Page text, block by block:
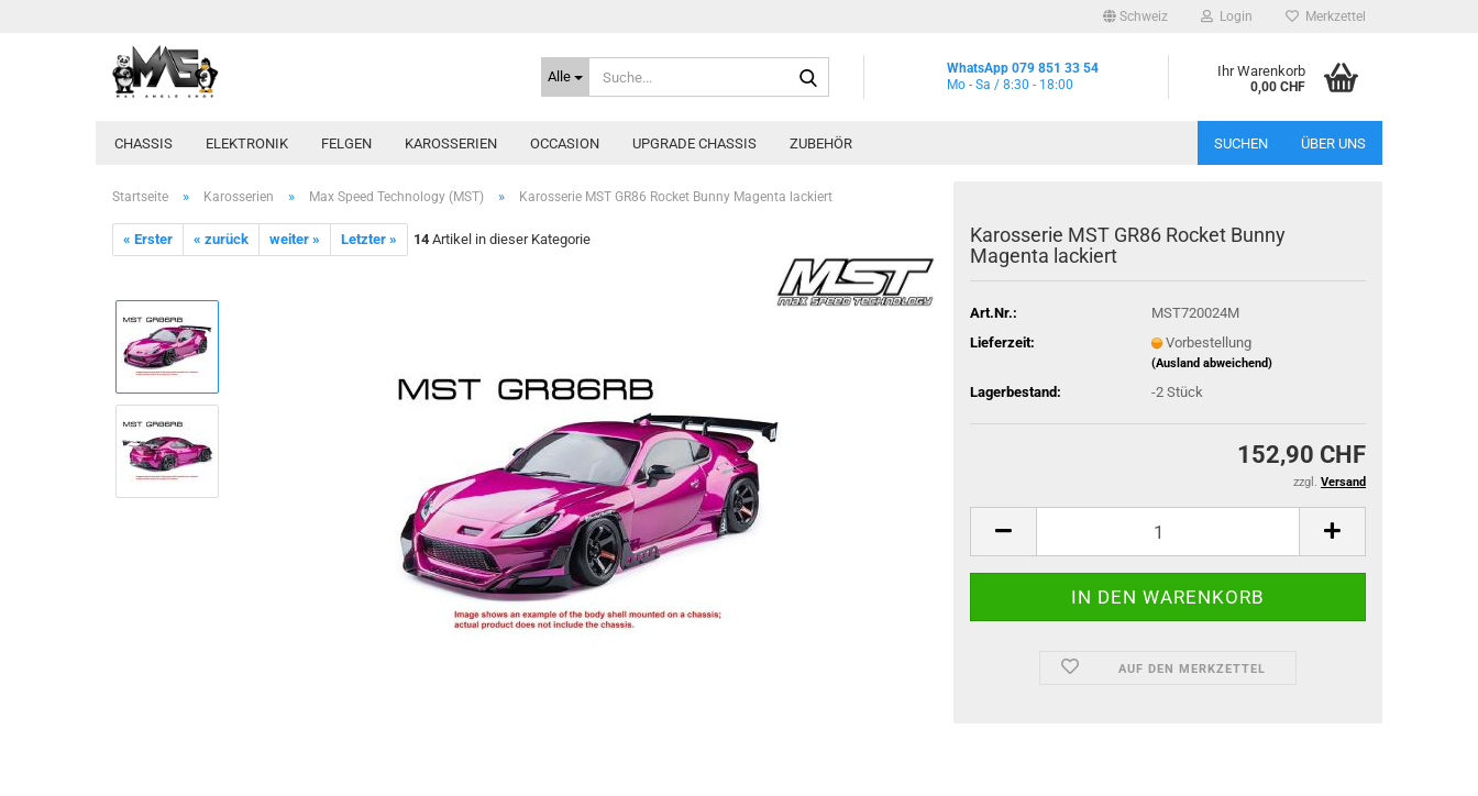
Schweiz Login Merkzettel
Alle
WhatsApp 079 851 33 54
Mo - Sa / 8:30 - 18:00
Ihr Warenkorb
0,00 CHF
CHASSIS ELEKTRONIK FELGEN KAROSSERIEN OCCASION UPGRADE CHASSIS ZUBEHÖR SUCHEN ÜBER UNS
Startseite » Karosserien » Max Speed Technology (MST) » Karosserie MST GR86 Rocket Bunny Magenta lackiert
« Erster « zurück weiter » Letzter » 14 Artikel in dieser Kategorie
Karosserie MST GR86 Rocket Bunny
Magenta lackiert
Art.Nr.:
MST720024M
Lieferzeit:
Vorbestellung
(Ausland abweichend)
Lagerbestand: -2 Stück
152,90 CHF
zzgl. Versand
AUF DEN MERKZETTEL